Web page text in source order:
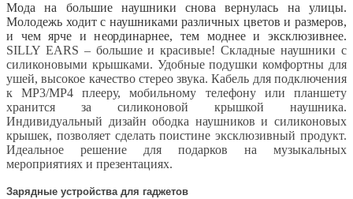
Мода на большие наушники снова вернулась на улицы.
Молодежь ходит с наушниками различных цветов и размеров,
и чем ярче и неординарнее, тем моднее и эксклюзивнее.
SILLY EARS – большие и красивые! Складные наушники с
силиконовыми крышками. Удобные подушки комфортны для
ушей, высокое качество стерео звука. Кабель для подключения
к MP3/MP4 плееру, мобильному телефону или планшету
хранится за силиконовой крышкой наушника.
Индивидуальный дизайн ободка наушников и силиконовых
крышек, позволяет сделать поистине эксклюзивный продукт.
Идеальное решение для подарков на музыкальных
мероприятиях и презентациях.
Зарядные устройства для гаджетов